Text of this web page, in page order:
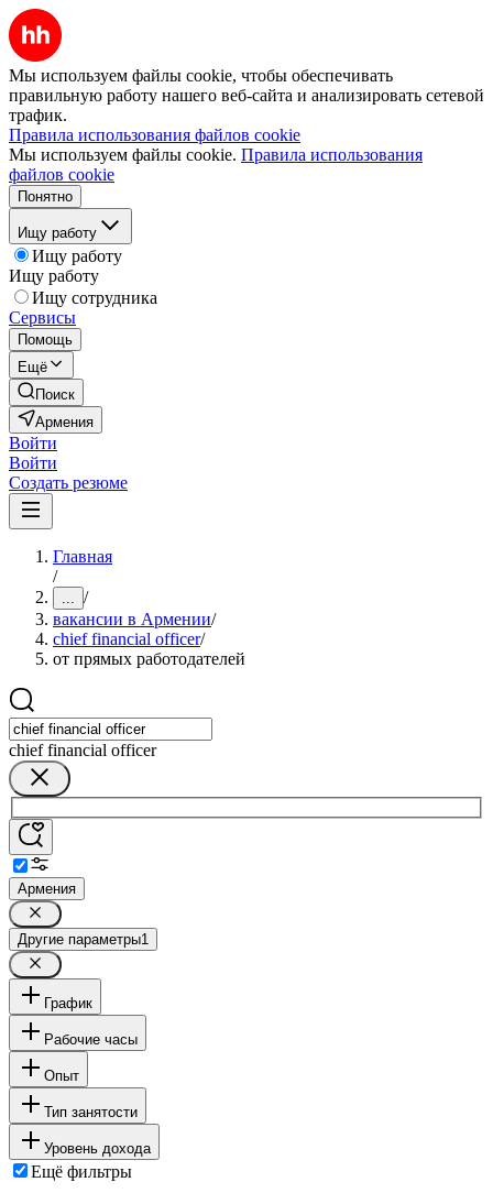
Мы используем файлы cookie, чтобы обеспечивать
правильную работу нашего веб-сайта и анализировать сетевой
трафик.
Правила использования файлов cookie
Мы используем файлы cookie. Правила использования
файлов cookie
Понятно
Ищу работу
Ищу работу
Ищу работу
Ищу сотрудника
Сервисы
Помощь
Ещё
Поиск
Армения
Войти
Войти
Создать резюме
Главная
/
... /
вакансии в Армении/
chief financial officer/
от прямых работодателей
chief financial officer
Армения
Другие параметры1
График
Рабочие часы
Опыт
Тип занятости
Уровень дохода
Ещё фильтры